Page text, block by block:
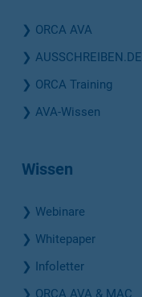
❯ ORCA AVA
❯ AUSSCHREIBEN.DE
❯ ORCA Training
❯ AVA-Wissen
Wissen
❯ Webinare
❯ Whitepaper
❯
Infoletter